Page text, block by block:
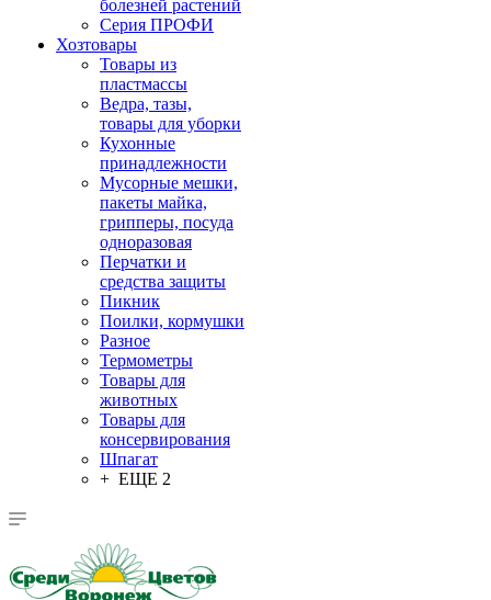
болезней растений
Серия ПРОФИ
Хозтовары
Товары из
пластмассы
Ведра, тазы,
товары для уборки
Кухонные
принадлежности
Мусорные мешки,
пакеты майка,
грипперы, посуда
одноразовая
Перчатки и
средства защиты
Пикник
Поилки, кормушки
Разное
Термометры
Товары для
животных
Товары для
консервирования
Шпагат
+ ЕЩЕ 2